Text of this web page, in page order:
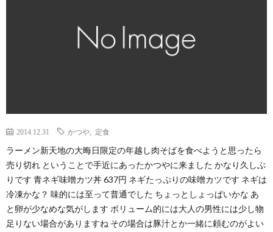
2014.12.31 かつや 定食
ラーメン新天地の大晦日限定の年越し肉そばを食べようと思ったら
売り切れ ということで手近にあったかつやに来ました かなり久しぶ
りです 青ネギ味噌カツ丼 637円 ネギたっぷりの味噌カツです ネギは
冷凍かな？ 味的には至って普通でした ちょっとしょっぱいかな あ
と卵が少なめな気がします ボリューム的には大人の男性には少し物
足りない場合がありますね その場合は豚汁とか一緒に頼むのがよい